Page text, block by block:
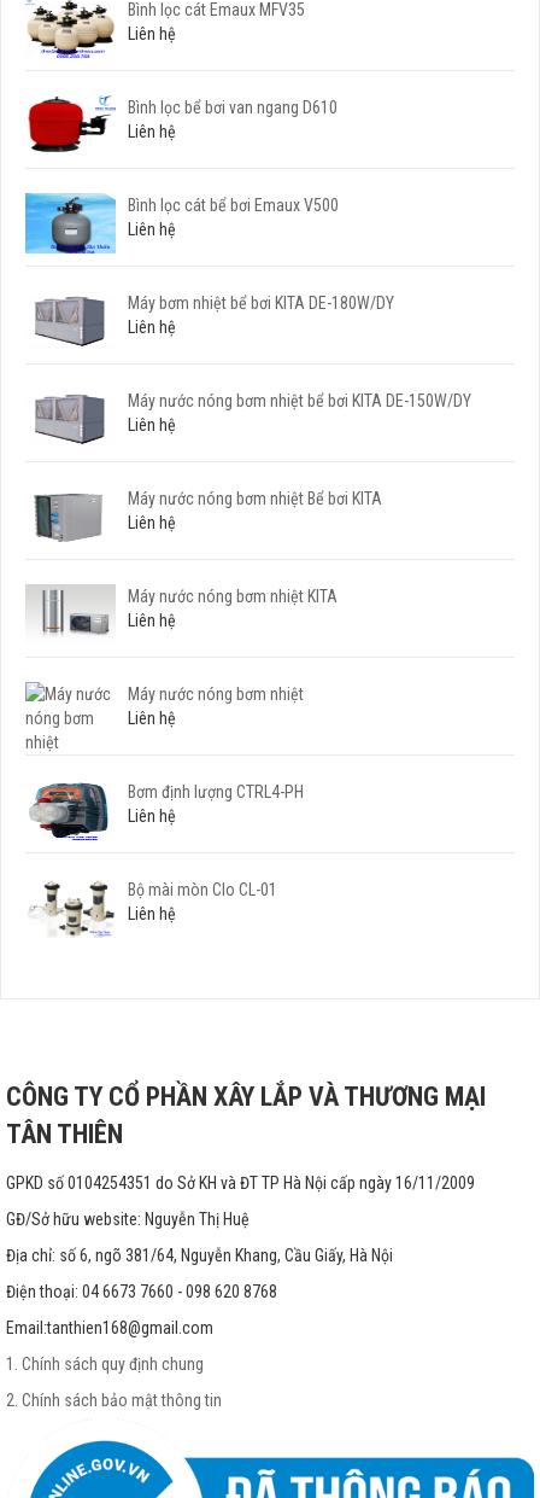
Bình lọc cát Emaux MFV35
Liên hệ
Bình lọc bể bơi van ngang D610
Liên hệ
Bình lọc cát bể bơi Emaux V500
Liên hệ
Máy bơm nhiệt bể bơi KITA DE-180W/DY
Liên hệ
Máy nước nóng bơm nhiệt bể bơi KITA DE-150W/DY
Liên hệ
Máy nước nóng bơm nhiệt Bể bơi KITA
Liên hệ
Máy nước nóng bơm nhiệt KITA
Liên hệ
Máy nước nóng bơm nhiệt
Liên hệ
Bơm định lượng CTRL4-PH
Liên hệ
Bộ mài mòn Clo CL-01
Liên hệ
CÔNG TY CỔ PHẦN XÂY LẮP VÀ THƯƠNG MẠI
TÂN THIÊN
GPKD số 0104254351 do Sở KH và ĐT TP Hà Nội cấp ngày 16/11/2009
GĐ/Sở hữu website: Nguyễn Thị Huệ
Địa chỉ: số 6, ngõ 381/64, Nguyễn Khang, Cầu Giấy, Hà Nội
Điện thoại: 04 6673 7660 - 098 620 8768
Email:tanthien168@gmail.com
1. Chính sách quy định chung
2. Chính sách bảo mật thông tin